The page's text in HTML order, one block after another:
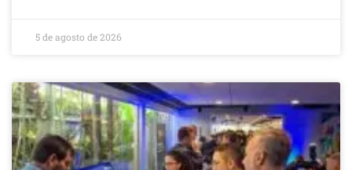
5 de agosto de 2026